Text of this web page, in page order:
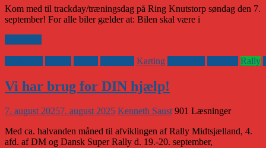
Kom med til trackday/træningsdag på Ring Knutstorp søndag den 7.
september! For alle biler gælder at: Bilen skal være i
Karting Rally
Vi har brug for DIN hjælp!
7. august 20257. august 2025 Kenneth Saust 901 Læsninger
Med ca. halvanden måned til afviklingen af Rally Midtsjælland, 4.
afd. af DM og Dansk Super Rally d. 19.-20. september,